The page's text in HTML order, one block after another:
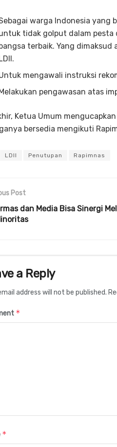
warga Indonesia yang
tidak golput dalam pesta
bangsa terbaik. Yang dimaksud
LDII.
mengawali instruksi
Melakukan pengawasan atas
Ketua Umum
bersedia mengikuti
LDII Penutupan Rapimnas
Post
dan Media Bisa Sinergi
a Reply
address will not be published.
*
*